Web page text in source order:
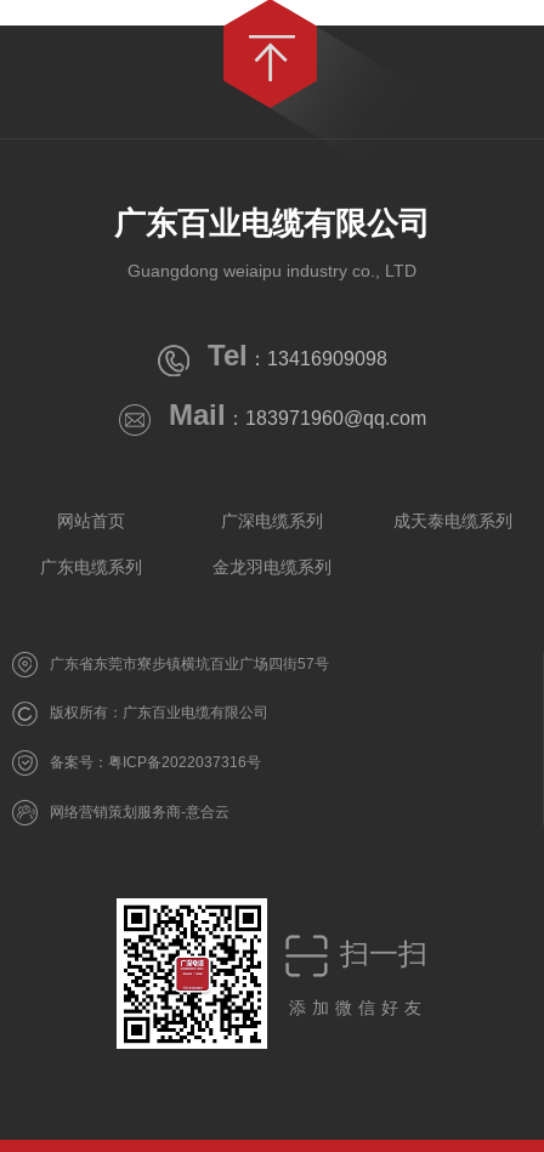
广东百业电缆有限公司
Guangdong weiaipu industry co., LTD
Tel ：13416909098
Mail ：183971960@qq.com
网站首页 广深电缆系列 成天泰电缆系列
广东电缆系列 金龙羽电缆系列
广东省东莞市寮步镇横坑百业广场四街57号
版权所有：广东百业电缆有限公司
备案号：粤ICP备2022037316号
网络营销策划服务商-意合云
扫一扫
添加微信好友